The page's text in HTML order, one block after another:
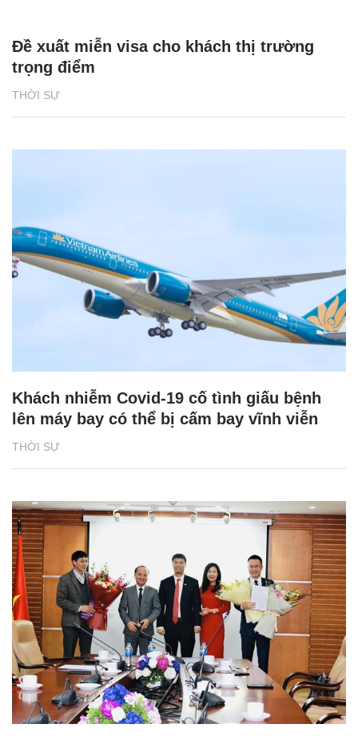
THỜI SỰ
Đề xuất miễn visa cho khách thị trường
trọng điểm
THỜI SỰ
Khách nhiễm Covid-19 cố tình giấu bệnh
lên máy bay có thể bị cấm bay vĩnh viễn